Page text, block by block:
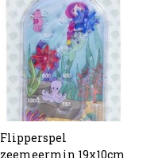
Flipperspel
zeemeermin 19x10cm